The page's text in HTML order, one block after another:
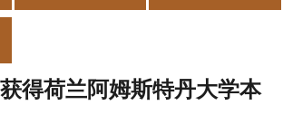
去读硕士
得荷兰阿姆斯特丹大学本